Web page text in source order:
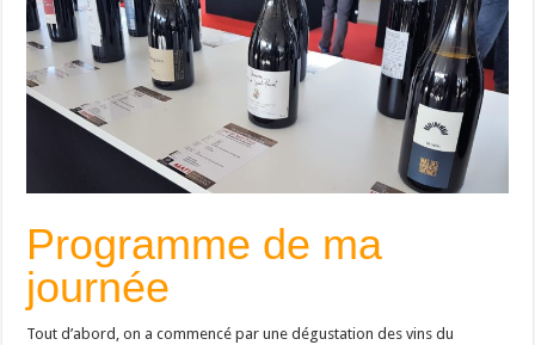
Programme de ma
journée
Tout d’abord, on a commencé par une dégustation des vins du